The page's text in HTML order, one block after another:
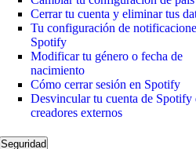
Cerrar tu cuenta y eliminar tus
Tu configuración de
Spotify
Modificar tu género o fecha de
nacimiento
Cómo cerrar sesión en Spotify
Desvincular tu cuenta de Spotify
creadores externos
Seguridad